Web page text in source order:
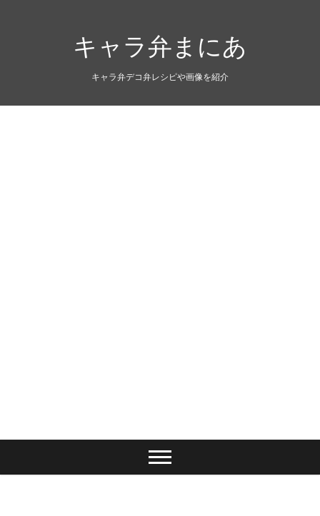
キャラ弁まにあ
キャラ弁デコ弁レシピや画像を紹介